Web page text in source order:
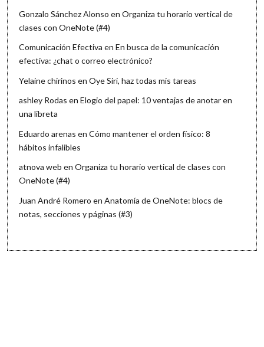
Gonzalo Sánchez Alonso enOrganiza tu horario vertical de
clases con OneNote (#4)
Comunicación Efectiva enEn busca de la comunicación
efectiva: ¿chat o correo electrónico?
Yelaine chirinos enOye Siri, haz todas mis tareas
ashley Rodas enElogio del papel: 10 ventajas de anotar en
una libreta
Eduardo arenas enCómo mantener el orden físico: 8
hábitos infalibles
atnova web enOrganiza tu horario vertical de clases con
OneNote (#4)
Juan André Romero enAnatomía de OneNote: blocs de
notas, secciones y páginas (#3)